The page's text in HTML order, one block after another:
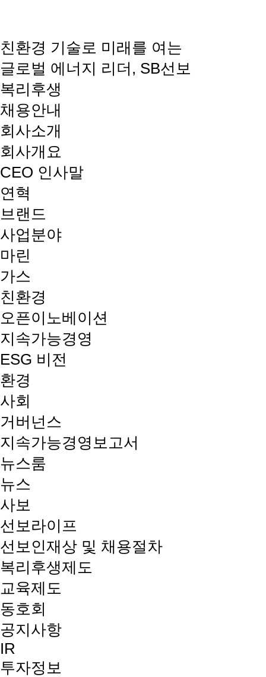
친환경 기술로 미래를 여는
글로벌 에너지 리더, SB선보
복리후생
채용안내
회사소개
회사개요
CEO 인사말
연혁
브랜드
사업분야
마린
가스
친환경
오픈이노베이션
지속가능경영
ESG 비전
환경
사회
거버넌스
지속가능경영보고서
뉴스룸
뉴스
사보
선보라이프
선보인재상 및 채용절차
복리후생제도
교육제도
동호회
공지사항
IR
투자정보